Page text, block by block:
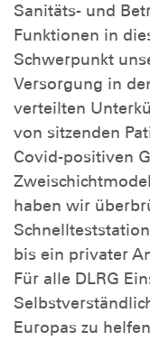
Sanitäts- und
Funktionen in
Schwerpunkt
Versorgung in
verteilten
von sitzenden
Covid-positiven
haben wir
bis ein privater
Für alle DLRG
Europas zu